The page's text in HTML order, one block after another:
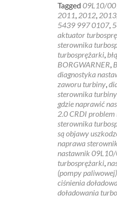
Tagged 09L10/
2011, 2012, 2013
5439 997 0107,
aktuator
sterownika
turbosprężarki,
BORGWARNER,
diagnostyka
zaworu turbiny,
sterownika turbiny
gdzie naprawić
2.0 CRDI
sterownika
są objawy
naprawa
nastawnik
turbosprężarki,
(pompy paliwowej)
ciśnienia
doładowania